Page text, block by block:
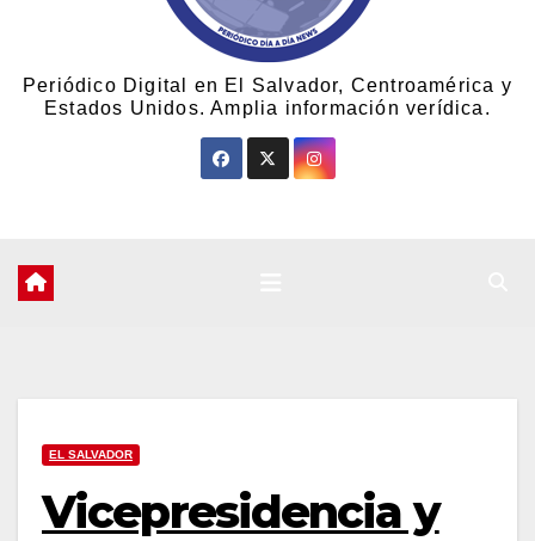
Periódico Digital en El Salvador, Centroamérica y
Estados Unidos. Amplia información verídica.
EL SALVADOR
Vicepresidencia y